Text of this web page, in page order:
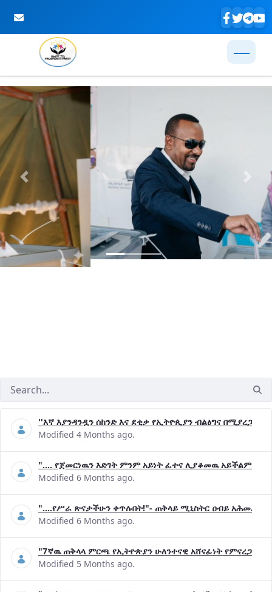
Skip to Main Content
Previous
''እኛ እያንዳንዷን ሰከንድ እና ደቂቃ የኢትዮጲያን ብልፅግና
Modified 4 Months ago.
".... የጀመርነዉን እድገት ምንም አይነት ፈተና ሊያቆመዉ አይችልም"-
Modified 6 Months ago.
"....የሥራ ጽናታችሁን ቀጥሉበት!"- ጠቅላይ ሚኒስትር ዐብይ አሕመድ (ዶ/
Modified 6 Months ago.
"7ኛዉ ጠቅላላ ምርጫ የኢትዮጵያን ሁለንተናዊ አሸናፊነት
Modified 5 Months ago.